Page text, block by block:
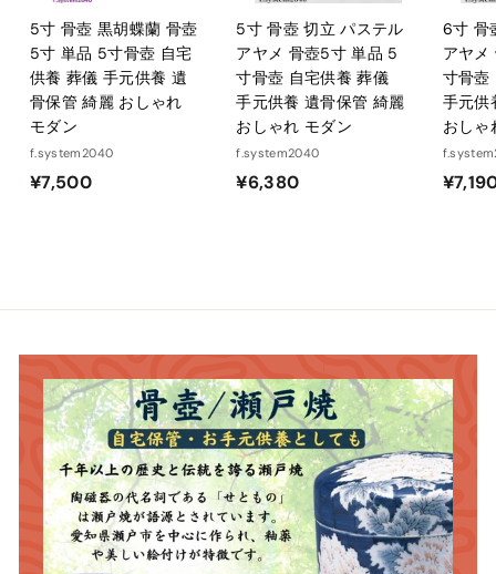
5寸 骨壺 黒胡蝶蘭 骨壺
5寸 単品 5寸骨壺 自宅
供養 葬儀 手元供養 遺
骨保管 綺麗 おしゃれ
モダン
f.system2040
¥7,500¥
5寸 骨壺 切立 パステル
アヤメ 骨壺5寸 単品 5
寸骨壺 自宅供養 葬儀
手元供養 遺骨保管 綺麗
おしゃれ モダン
f.system2040
¥6,380¥
6寸 骨
アヤ
寸骨壺
手元供
おしゃ